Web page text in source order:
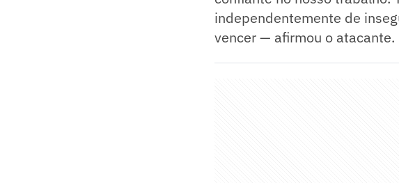
independentemente de
vencer — afirmou o atacante.